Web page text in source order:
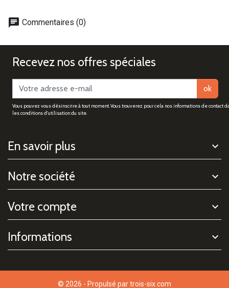
chat Commentaires (0)
Recevez nos offres spéciales
ok
Vous pouvez vous désinscrire à tout moment. Vous trouverez pour cela nos informations de contact
les conditions d'utilisation du site.
En savoir plus
Notre société
Votre compte
Informations
© 2026 - Propulsé partrois-six.com